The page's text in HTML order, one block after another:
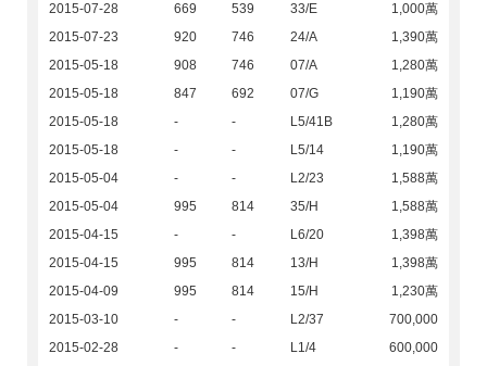
2015-07-28 669 539 33/E
1,000萬
2015-07-23
920 746 24/A
1,390萬
2015-05-18
908 746 07/A
1,280萬
2015-05-18
847 692 07/G
1,190萬
2015-05-18
- - L5/41B
1,280萬
2015-05-18
- - L5/14
1,190萬
2015-05-04
- - L2/23
1,588萬
2015-05-04
995 814 35/H
1,588萬
2015-04-15
- - L6/20
1,398萬
2015-04-15
995 814 13/H
1,398萬
2015-04-09
995 814 15/H
1,230萬
2015-03-10
- - L2/37
700,000
2015-02-28
- - L1/4
600,000